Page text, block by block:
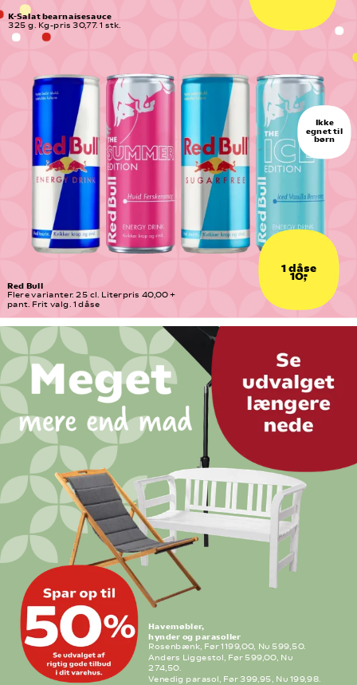
1 dåse
10,-
Red Bull
Flere varianter. 25 cl. Literpris 40,00 +
pant. Frit valg. 1 dåse
K-Salat bearnaisesauce
325 g. Kg-pris 30,77. 1 stk.
Ikke
egnet til
børn
Havemøbler,
hynder og parasoller
Rosenbænk, Før 1199,00, Nu 599,50.
Anders Liggestol, Før 599,00, Nu
274,50.
Venedig parasol, Før 399,95, Nu 199,98.